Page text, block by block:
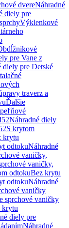
dvereNáhradné
diely pre
Výklenkové
pre Vane z
diely pre Detské
traverz a
Ďalšie
Náhradné diely
S krytom
krytu
odtokuNáhradné
vaničky,
vaničky,
odtokuBez krytu
odtokuNáhradné
vaničky
sprchové vaničky
krytu
diely pre
Náhradné